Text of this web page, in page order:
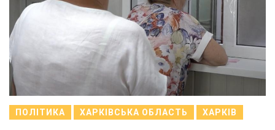
ПОЛІТИКА ХАРКІВСЬКА ОБЛАСТЬ ХАРКІВ